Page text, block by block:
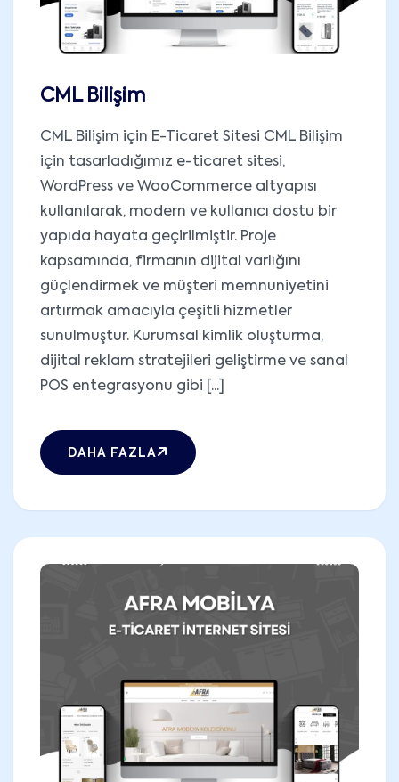
CML Bilişim
CML Bilişim için E-Ticaret Sitesi CML Bilişim
için tasarladığımız e-ticaret sitesi,
WordPress ve WooCommerce altyapısı
kullanılarak, modern ve kullanıcı dostu bir
yapıda hayata geçirilmiştir. Proje
kapsamında, firmanın dijital varlığını
güçlendirmek ve müşteri memnuniyetini
artırmak amacıyla çeşitli hizmetler
sunulmuştur. Kurumsal kimlik oluşturma,
dijital reklam stratejileri geliştirme ve sanal
POS entegrasyonu gibi [...]
DAHA FAZLA